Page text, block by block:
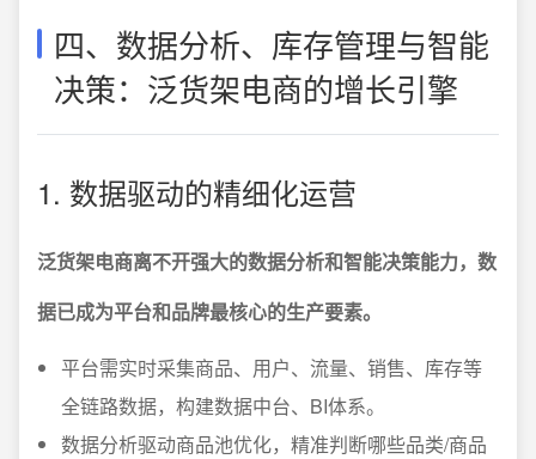
四、数据分析、库存管理与智能
决策：泛货架电商的增长引擎
1. 数据驱动的精细化运营
泛货架电商离不开强大的数据分析和智能决策能力，数
据已成为平台和品牌最核心的生产要素。
平台需实时采集商品、用户、流量、销售、库存等
全链路数据，构建数据中台、BI体系。
数据分析驱动商品池优化，精准判断哪些品类/商品